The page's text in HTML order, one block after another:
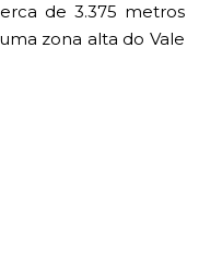
de 3.375 metros
zona alta do Vale